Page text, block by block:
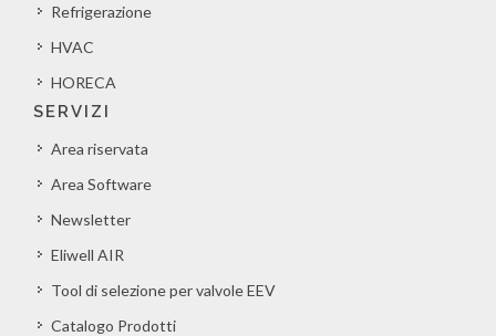
Refrigerazione
HVAC
HORECA
SERVIZI
Area riservata
Area Software
Newsletter
Eliwell AIR
Tool di selezione per valvole EEV
Catalogo Prodotti